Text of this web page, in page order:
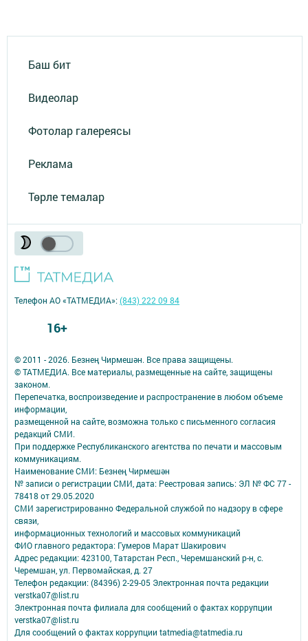
Баш бит
Видеолар
Фотолар галереясы
Реклама
Төрле темалар
© 2011 - 2026. Безнең Чирмешән. Все права защищены.
© ТАТМЕДИА. Все материалы, размещенные на сайте, защищены
законом.
Перепечатка, воспроизведение и распространение в любом объеме
информации,
размещенной на сайте, возможна только с письменного согласия
редакций СМИ.
При поддержке Республиканского агентства по печати и массовым
коммуникациям.
Наименование СМИ: Безнең Чирмешән
№ записи о регистрации СМИ, дата: Реестровая запись: ЭЛ № ФС 77 -
78418 от 29.05.2020
СМИ зарегистрированно Федеральной службой по надзору в сфере
связи,
информационных технологий и массовых коммуникаций
ФИО главного редактора: Гумеров Марат Шакирович
Адрес редакции: 423100, Татарстан Респ., Черемшанский р-н, с.
Черемшан, ул. Первомайская, д. 27
Телефон редакции: (84396) 2-29-05 Электронная почта редакции
verstka07@list.ru
Электронная почта филиала для сообщений о фактах коррупции
verstka07@list.ru
Для сообщений о фактах коррупции tatmedia@tatmedia.ru
Телефон АО «ТАТМЕДИА»:(843) 222 09 84
16+